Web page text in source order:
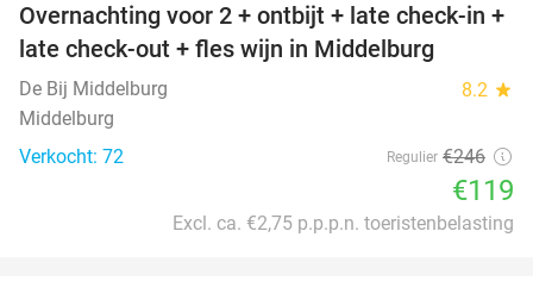
52%
Overnachting voor 2 + ontbijt + late check-in +
late check-out + fles wijn in Middelburg
De Bij Middelburg 8.2 star
Middelburg
Verkocht: 72
Regulier €246
€119
Excl. ca. €2,75 p.p.p.n. toeristenbelasting